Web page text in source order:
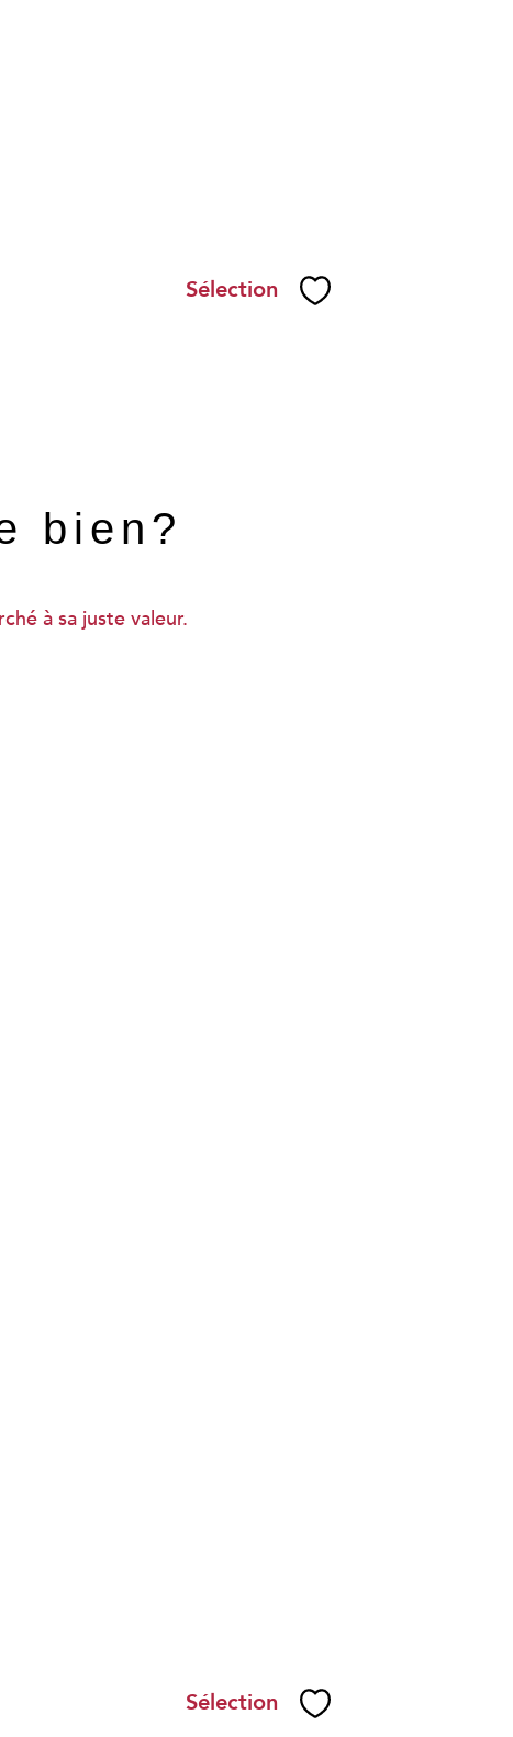
Sélection Sélectionner
bien?
à sa juste valeur.
Sélection Sélectionner